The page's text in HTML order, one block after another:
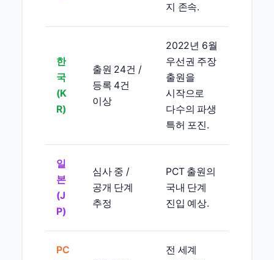
지 존속.
한
국
(K
R)
출원 24건 /
등록 4건
이상
2022년 6월
우선권 주장
출원을
시작으로
다수의 파생
특허 포진.
일
본
(J
P)
심사 중 /
공개 단계
추정
PCT 출원의
국내 단계
진입 예상.
PC
전 세계